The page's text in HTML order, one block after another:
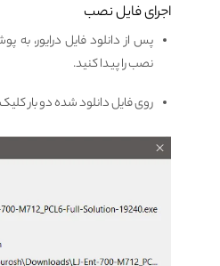
اجرای فایل نصب
نصب را پیدا کنید.
روی فایل دانلود شده دو بار